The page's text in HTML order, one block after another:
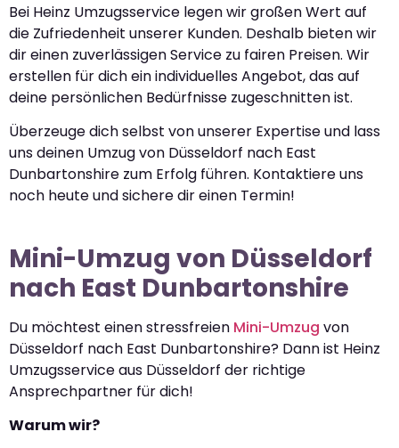
Bei Heinz Umzugsservice legen wir großen Wert auf
die Zufriedenheit unserer Kunden. Deshalb bieten wir
dir einen zuverlässigen Service zu fairen Preisen. Wir
erstellen für dich ein individuelles Angebot, das auf
deine persönlichen Bedürfnisse zugeschnitten ist.
Überzeuge dich selbst von unserer Expertise und lass
uns deinen Umzug von Düsseldorf nach East
Dunbartonshire zum Erfolg führen. Kontaktiere uns
noch heute und sichere dir einen Termin!
Mini-Umzug von Düsseldorf
nach East Dunbartonshire
Du möchtest einen stressfreien Mini-Umzug von
Düsseldorf nach East Dunbartonshire? Dann ist Heinz
Umzugsservice aus Düsseldorf der richtige
Ansprechpartner für dich!
Warum wir?